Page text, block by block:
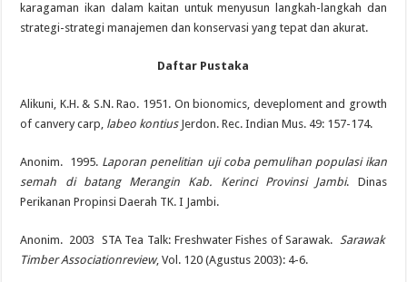
karagaman ikan dalam kaitan untuk menyusun langkah-langkah dan
strategi-strategi manajemen dan konservasi yang tepat dan akurat.
Daftar Pustaka
Alikuni, K.H. & S.N. Rao. 1951. On bionomics, deveploment and growth
of canvery carp, labeo kontiusJerdon. Rec. Indian Mus. 49: 157-174.
Anonim. 1995. Laporan penelitian uji coba pemulihan populasi ikan
semah di batang Merangin Kab. Kerinci Provinsi Jambi. Dinas
Perikanan Propinsi Daerah TK. I Jambi.
Anonim. 2003 STA Tea Talk: Freshwater Fishes of Sarawak. Sarawak
Timber Associationreview, Vol. 120 (Agustus 2003): 4-6.